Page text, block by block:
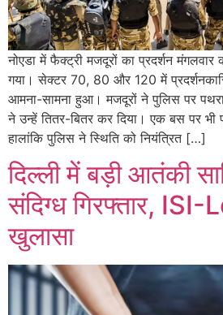
नोएडा में फैक्ट्री मजदूरों का प्रदर्शन
गया। सेक्टर 70, 80 और 120 में
आमना-सामना हुआ। मजदूरों ने पुलिस पर
ने उन्हें तितर-बितर कर दिया। एक बस पर भी
हालांकि पुलिस ने स्थिति को नियंत्रित […]
दिल्ली में बड़ी आतंकी
संदिग्ध गिरफ्तार, ISI-
खुलासा